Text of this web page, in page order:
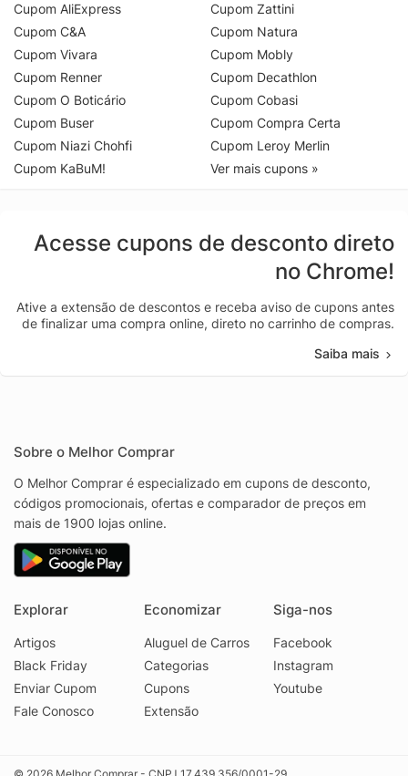
Cupom AliExpress
Cupom C&A
Cupom Vivara
Cupom Renner
Cupom O Boticário
Cupom Buser
Cupom Niazi Chohfi
Cupom KaBuM!
Cupom Zattini
Cupom Natura
Cupom Mobly
Cupom Decathlon
Cupom Cobasi
Cupom Compra Certa
Cupom Leroy Merlin
Ver mais cupons »
Acesse cupons de desconto direto
no Chrome!
Ative a extensão de descontos e receba aviso de cupons antes
de finalizar uma compra online, direto no carrinho de compras.
Saiba mais
Sobre o Melhor Comprar
O Melhor Comprar é especializado em cupons de desconto,
códigos promocionais, ofertas e comparador de preços em
mais de 1900 lojas online.
Explorar
Artigos
Black Friday
Enviar Cupom
Fale Conosco
Economizar
Aluguel de Carros
Categorias
Cupons
Extensão
Siga-nos
Facebook
Instagram
Youtube